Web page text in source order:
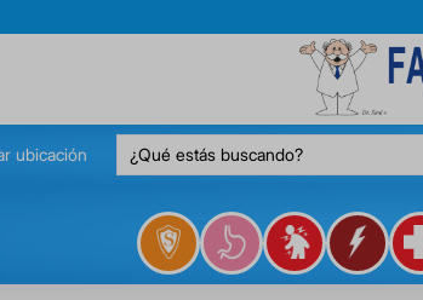
ubicación ¿Qué estás buscando?